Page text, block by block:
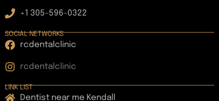
+1 305-596-0322
SOCIAL NETWORKS
rcdentalclinic
rcdentalclinic
LINK LIST
Dentist near me Kendall